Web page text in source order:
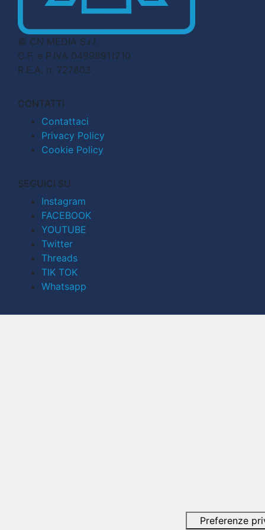
© CN MEDIA S.r.l.
C.F. e P.IVA 04998911210
R.E.A. n. 727803
CONTATTI
Contattaci
Privacy Policy
Cookie Policy
SEGUICI SU
Instagram
FACEBOOK
YOUTUBE
Twitter
Threads
TIK TOK
Whatsapp